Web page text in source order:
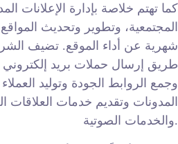
كما تهتم خلاصة بإدارة الإعلانات
المجتمعية، وتطوير وتحديث المواقع
شهرية عن أداء الموقع. تضيف
طريق إرسال حملات بريد
وجمع الروابط الجودة وتوليد
المدونات وتقديم خدمات العلاقات
والخدمات الصوتية.